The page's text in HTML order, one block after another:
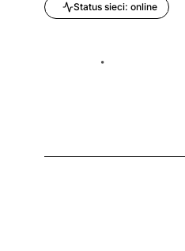
Status sieci: online